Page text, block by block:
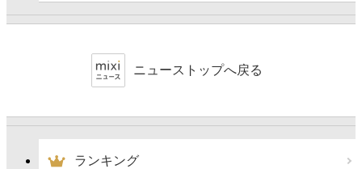
ニューストップへ戻る
ランキング